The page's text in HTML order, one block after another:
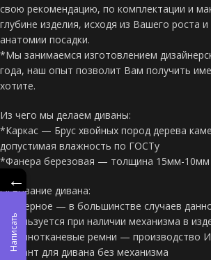
свою рекомендацию, по комплектации и
глубине изделия, исходя из Вашего роста
анатомии посадки.
*Мы занимаемся изготовлением
года, наш опыт позволит Вам получить
хотите.
Из чего мы делаем диваны:
*Каркас — Брус хвойных пород дерева
допустимая влажность по ГОСТу
*Фанера березовая — толщина 15мм-10мм
Основание дивана:
*Фанерное — в большинстве случаев
используется при наличии механизма в
*Резинотканевые ремни — производство
вариант для дивана без механизма
←
Написать